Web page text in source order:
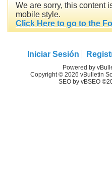
We are sorry, this content
mobile style.
Click Here to go to the
Iniciar Sesión
Powered by
Copyright © 2026 vBulletin
SEO by vBSEO